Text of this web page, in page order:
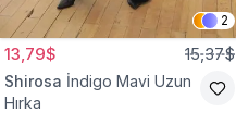
2
13,79$ 15,37$
Shirosa İndigo Mavi Uzun
Hırka